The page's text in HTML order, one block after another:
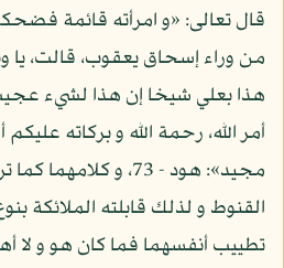
قال تعالى: «و امرأته قائمة
من وراء إسحاق يعقوب، قالت، يا
هذا بعلي شيخا إن هذا لشيء
أمر الله، رحمة الله و بركاته
مجيد»: هود - 73، و
القنوط و لذلك قابلته الملائكة
تطييب أنفسهما فما كان هو و لا